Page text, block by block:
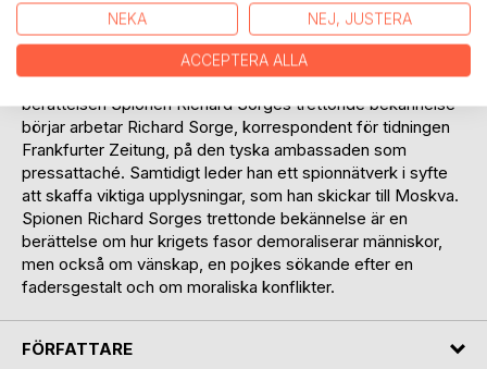
Tokyo 1941. Japan är allierad med Tyskland och Japan har
ännu inte anfallit Pearl Harbor. Tokyo är mötesplatsen för
diplomater, representanter från främmande makters
underrättelsetjänster och högt uppsatta militärer. När
berättelsen Spionen Richard Sorges trettonde bekännelse
börjar arbetar Richard Sorge, korrespondent för tidningen
Frankfurter Zeitung, på den tyska ambassaden som
pressattaché. Samtidigt leder han ett spionnätverk i syfte
att skaffa viktiga upplysningar, som han skickar till Moskva.
Spionen Richard Sorges trettonde bekännelse är en
berättelse om hur krigets fasor demoraliserar människor,
men också om vänskap, en pojkes sökande efter en
fadersgestalt och om moraliska konflikter.
FÖRFATTARE
NEKA NEJ, JUSTERA
ACCEPTERA ALLA